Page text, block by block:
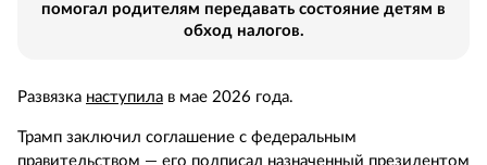
помогал родителям передавать состояние детям в
обход налогов.
Развязка наступила в мае 2026 года.
Трамп заключил соглашение с федеральным
правительством — его подписал назначенный президентом